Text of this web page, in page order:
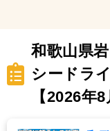
和歌山県
シードラ
【2026年8